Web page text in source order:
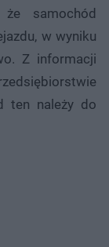
samochód
w wyniku
Z informacji
ten należy do